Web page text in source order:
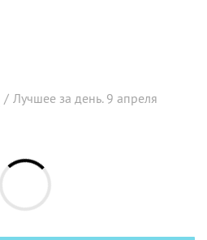
/ Лучшее за день. 9 апреля